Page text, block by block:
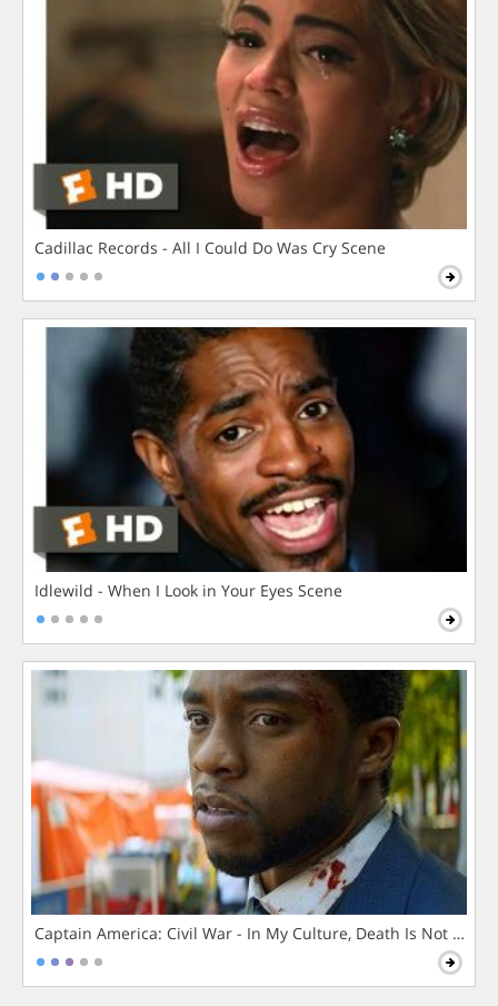
Cadillac Records - All I Could Do Was Cry Scene
Idlewild - When I Look in Your Eyes Scene
Captain America: Civil War - In My Culture, Death Is Not The